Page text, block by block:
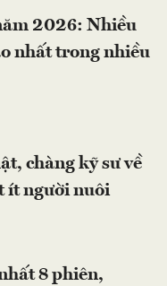
2026: Nhiều
nhất trong nhiều
chàng kỹ sư về
ít người nuôi
8 phiên,